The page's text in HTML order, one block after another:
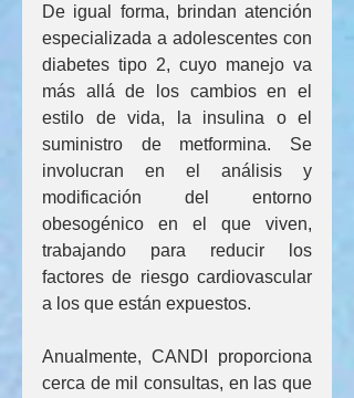
De igual forma, brindan atención
especializada a adolescentes con
diabetes tipo 2, cuyo manejo va
más allá de los cambios en el
estilo de vida, la insulina o el
suministro de metformina. Se
involucran en el análisis y
modificación del entorno
obesogénico en el que viven,
trabajando para reducir los
factores de riesgo cardiovascular
a los que están expuestos.
Anualmente, CANDI proporciona
cerca de mil consultas, en las que